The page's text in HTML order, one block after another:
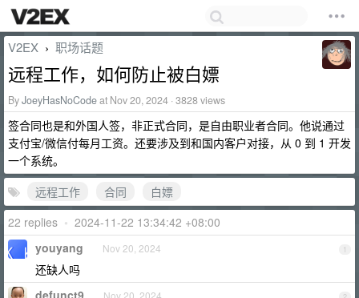
V2EX › 职场话题
远程工作，如何防止被白嫖
ByJoeyHasNoCodeat Nov 20, 2024 · 3828 views
签合同也是和外国人签，非正式合同，是自由职业者合同。他说通过
支付宝/微信付每月工资。还要涉及到和国内客户对接，从 0 到 1 开发
一个系统。
远程工作
合同
白嫖
22 replies • 2024-11-22 13:34:42 +08:00
1
youyang Nov 20, 2024
还缺人吗
defunct9 Nov 20, 2024